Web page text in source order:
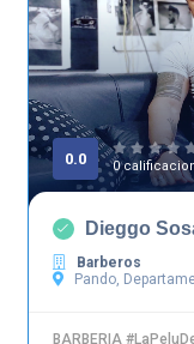
0.0 0
Dieggo
Barberos
Pando,
BARBERIA